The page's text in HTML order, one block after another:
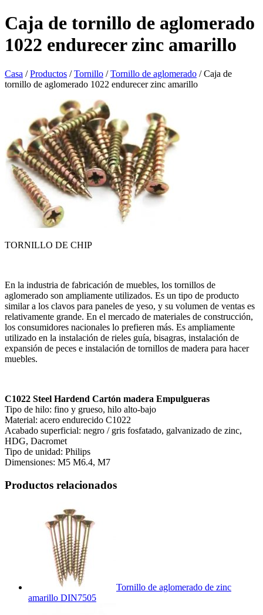
Caja de tornillo de aglomerado
1022 endurecer zinc amarillo
Casa /Productos /Tornillo /Tornillo de aglomerado /Caja de
tornillo de aglomerado 1022 endurecer zinc amarillo
TORNILLO DE CHIP
En la industria de fabricación de muebles, los tornillos de
aglomerado son ampliamente utilizados. Es un tipo de producto
similar a los clavos para paneles de yeso, y su volumen de ventas es
relativamente grande. En el mercado de materiales de construcción,
los consumidores nacionales lo prefieren más. Es ampliamente
utilizado en la instalación de rieles guía, bisagras, instalación de
expansión de peces e instalación de tornillos de madera para hacer
muebles.
C1022 Steel Hardend Cartón madera Empulgueras
Tipo de hilo: fino y grueso, hilo alto-bajo
Material: acero endurecido C1022
Acabado superficial: negro / gris fosfatado, galvanizado de zinc,
HDG, Dacromet
Tipo de unidad: Philips
Dimensiones: M5 M6.4, M7
Productos relacionados
Tornillo de aglomerado de zinc
amarillo DIN7505